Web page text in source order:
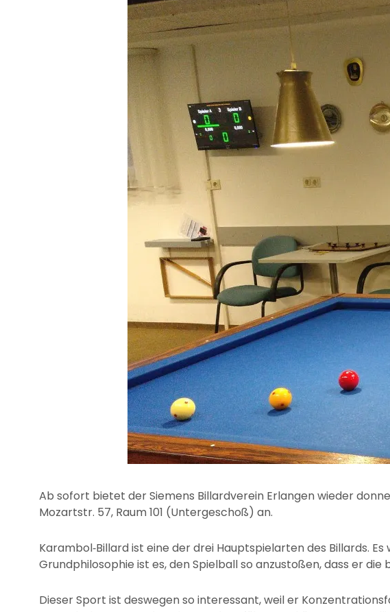
Ab sofort bietet der Siemens Billardverein Erlangen wieder
Mozartstr. 57, Raum 101 (Untergeschoß) an.
Karambol‐Billard ist eine der drei Hauptspielarten des Billards.
Grundphilosophie ist es, den Spielball so anzustoßen, dass er
Dieser Sport ist deswegen so interessant, weil er